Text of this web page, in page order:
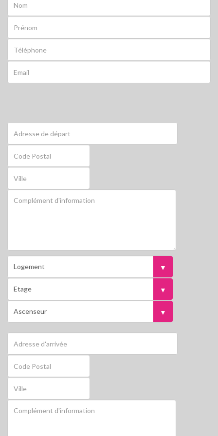
Prénom
Téléphone
Email
Adresse
de
Code
postal
départ
Ville
de
Compléments
départ
Logement
départ
Etage
départ
Ascenseur
départ
Adresse
d'arrivée
Code
postal
Ville
d'arrivée
Compléments
d'arrivée